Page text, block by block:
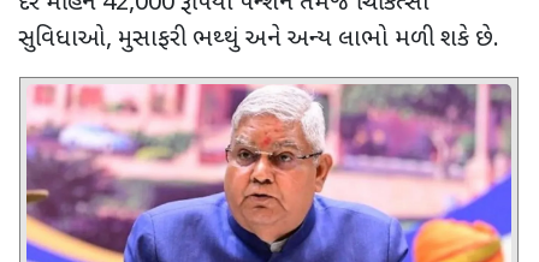
સુવિધાઓ, મુસાફરી ભથ્થું અને અન્ય લાભો મળી શકે છે.